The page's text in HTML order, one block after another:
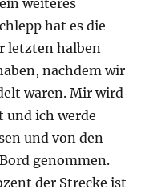
weiteres
hat es die
letzten halben
nachdem wir
waren. Mir wird
und ich werde
und von den
genommen.
der Strecke ist